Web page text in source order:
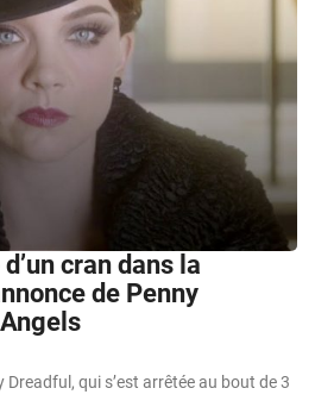
cran dans la
de Penny
Dreadful, qui s’est arrêtée au bout de 3